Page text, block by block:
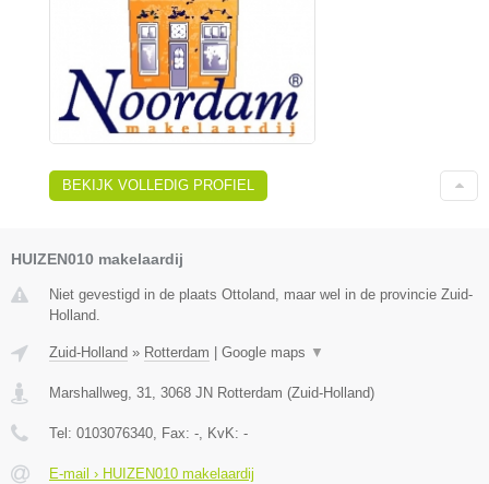
BEKIJK VOLLEDIG PROFIEL
HUIZEN010 makelaardij
Niet gevestigd in de plaats Ottoland, maar wel in de provincie Zuid-
Holland.
Zuid-Holland » Rotterdam Google maps ▼
Marshallweg, 31, 3068 JN Rotterdam (Zuid-Holland)
Tel: 0103076340, Fax: -, KvK: -
E-mail › HUIZEN010 makelaardij